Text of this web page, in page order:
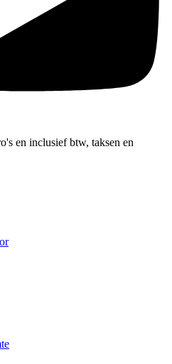
en inclusief btw, taksen en